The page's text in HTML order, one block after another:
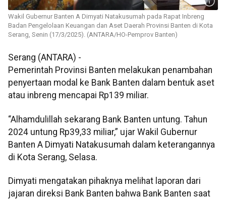
Wakil Gubernur Banten A Dimyati Natakusumah pada Rapat Inbreng
Badan Pengelolaan Keuangan dan Aset Daerah Provinsi Banten di Kota
Serang, Senin (17/3/2025). (ANTARA/HO-Pemprov Banten)
Serang (ANTARA) -
Pemerintah Provinsi Banten melakukan penambahan
penyertaan modal ke Bank Banten dalam bentuk aset
atau inbreng mencapai Rp139 miliar.
“Alhamdulillah sekarang Bank Banten untung. Tahun
2024 untung Rp39,33 miliar,” ujar Wakil Gubernur
Banten A Dimyati Natakusumah dalam keterangannya
di Kota Serang, Selasa.
Dimyati mengatakan pihaknya melihat laporan dari
jajaran direksi Bank Banten bahwa Bank Banten saat